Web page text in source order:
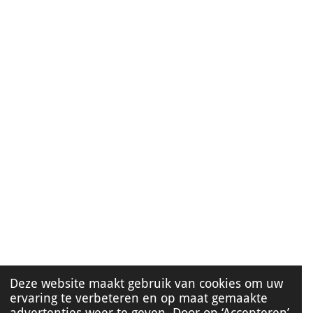
Deze website maakt gebruik van cookies om uw
ervaring te verbeteren en op maat gemaakte